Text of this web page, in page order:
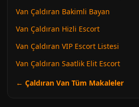
Van Çaldıran Bakimli Bayan
Van Çaldıran Hizli Escort
Van Çaldıran VIP Escort Listesi
Van Çaldıran Saatlik Elit Escort
← Çaldıran Van Tüm Makaleler